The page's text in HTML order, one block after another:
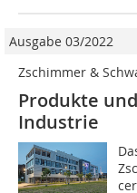
Ausgabe 03/2022
Zschimmer &
Produkte
Industrie